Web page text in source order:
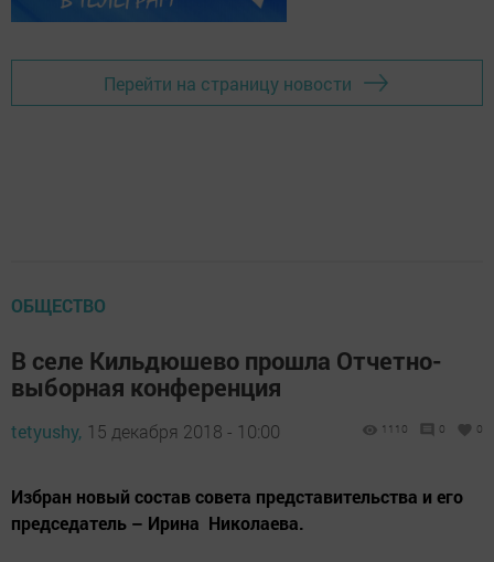
Перейти на страницу новости
ОБЩЕСТВО
В селе Кильдюшево прошла Отчетно-
выборная конференция
tetyushy, 15 декабря 2018 - 10:00 1110 0 0
Избран новый состав совета представительства и его
председатель – Ирина Николаева.